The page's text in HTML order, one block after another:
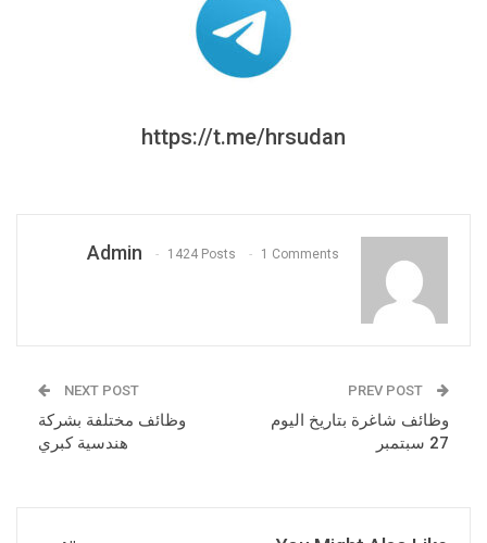
https://t.me/hrsudan
Admin 1424 Posts 1 Comments
وظائف شاغرة بتاريخ اليوم
27 سبتمبر
NEXT POST
وظائف مختلفة بشركة
هندسية كبري